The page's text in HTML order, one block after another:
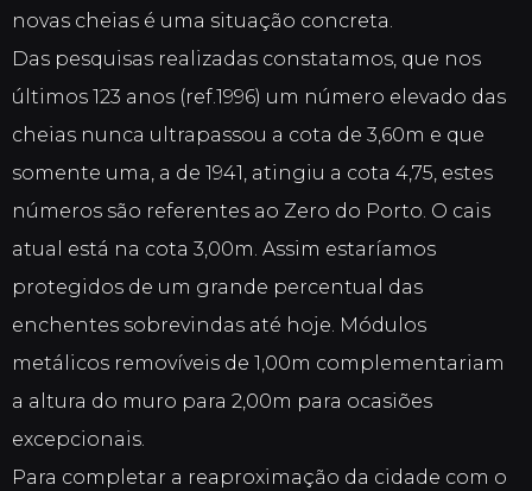
novas cheias é uma situação concreta.
Das pesquisas realizadas constatamos, que nos
últimos 123 anos (ref.1996) um número elevado das
cheias nunca ultrapassou a cota de 3,60m e que
somente uma, a de 1941, atingiu a cota 4,75, estes
números são referentes ao Zero do Porto. O cais
atual está na cota 3,00m. Assim estaríamos
protegidos de um grande percentual das
enchentes sobrevindas até hoje. Módulos
metálicos removíveis de 1,00m complementariam
a altura do muro para 2,00m para ocasiões
excepcionais.
Para completar a reaproximação da cidade com o